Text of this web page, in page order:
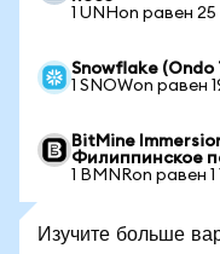
1 UNHon равен 25
Snowflake
1 SNOWon равен
BitMine
Филиппинское
1 BMNRon равен
Изучите больше